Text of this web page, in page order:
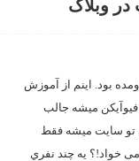
وبلاگ
بود. اینم از آموزش
فیوآیکن ميشه جالب
تو سایت میشه فقط
خواد!؟ يه چند نفري